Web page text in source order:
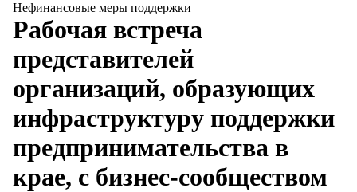
Нефинансовые меры поддержки
Рабочая встреча
представителей
организаций, образующих
инфраструктуру поддержки
предпринимательства в
крае, с бизнес-сообществом